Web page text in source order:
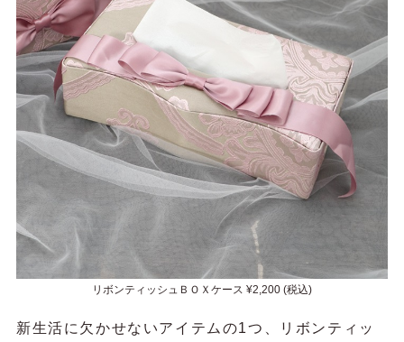
リボンティッシュＢＯＸケース ¥2,200 (税込)
新生活に欠かせないアイテムの1つ、リボンティッ